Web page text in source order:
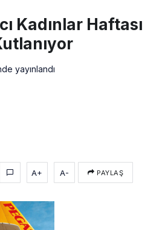
Kadınlar Haftası
yayınlandı
A+ A- PAYLAŞ